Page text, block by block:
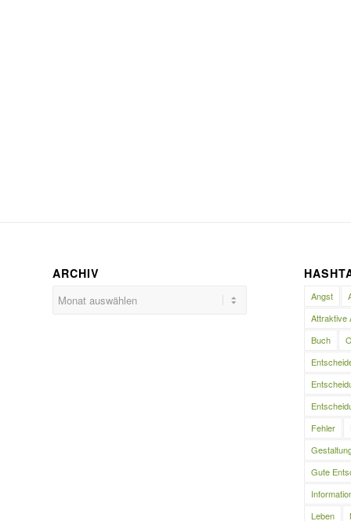
ARCHIV
Angst
Attraktive
Buch
Fehler
Gute
Leben